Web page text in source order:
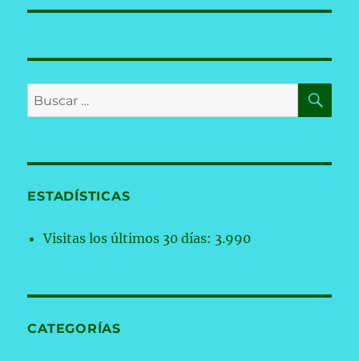
Buscar
por:
ESTADÍSTICAS
Visitas los últimos 30 días: 3.990
CATEGORÍAS